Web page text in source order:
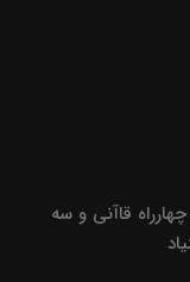
قاآنی و سه